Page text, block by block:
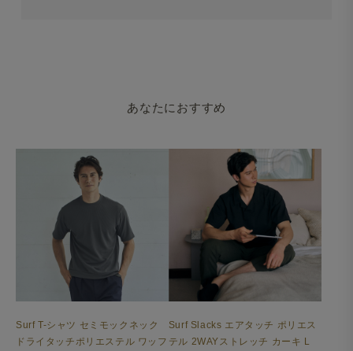
あなたにおすすめ
Surf T-シャツ セミモックネック
ドライタッチポリエステル ワッフ
Surf Slacks エアタッチ ポリエス
テル 2WAYストレッチ カーキ L